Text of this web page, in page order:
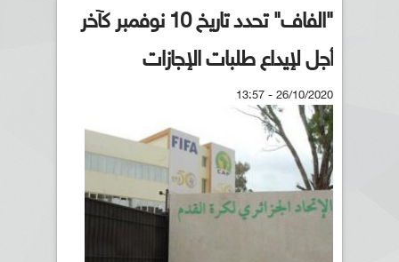
"الفاف" تحدد تاريخ 10 نوفمبر كآخر
أجل لإيداع طلبات الإجازات
26/10/2020 - 13:57